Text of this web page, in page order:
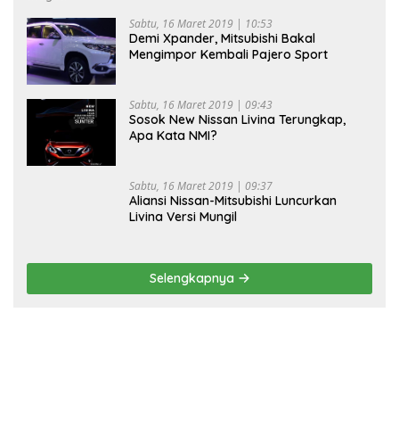
Sabtu, 16 Maret 2019 | 10:53
Demi Xpander, Mitsubishi Bakal
Mengimpor Kembali Pajero Sport
Sabtu, 16 Maret 2019 | 09:43
Sosok New Nissan Livina Terungkap,
Apa Kata NMI?
Sabtu, 16 Maret 2019 | 09:37
Aliansi Nissan-Mitsubishi Luncurkan
Livina Versi Mungil
Selengkapnya